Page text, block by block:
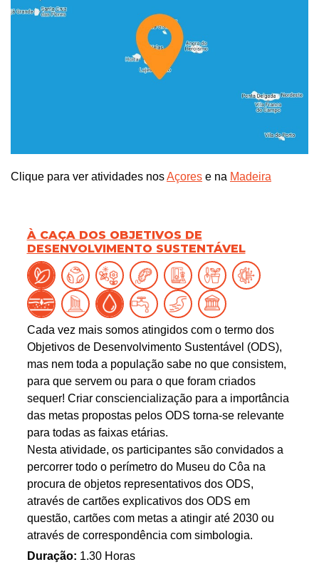
À CAÇA DOS OBJETIVOS DE
DESENVOLVIMENTO SUSTENTÁVEL
Cada vez mais somos atingidos com o termo dos
Objetivos de Desenvolvimento Sustentável (ODS),
mas nem toda a população sabe no que consistem,
para que servem ou para o que foram criados
sequer! Criar consciencialização para a importância
das metas propostas pelos ODS torna-se relevante
para todas as faixas etárias.
Nesta atividade, os participantes são convidados a
percorrer todo o perímetro do Museu do Côa na
procura de objetos representativos dos ODS,
através de cartões explicativos dos ODS em
questão, cartões com metas a atingir até 2030 ou
através de correspondência com simbologia.
Duração: 1.30 Horas
Clique para ver atividades nosAçores e na Madeira